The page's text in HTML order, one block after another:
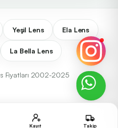
Yeşil Lens Ela Lens
La Bella Lens
Fiyatları 2002-2025
Kayıt Takip